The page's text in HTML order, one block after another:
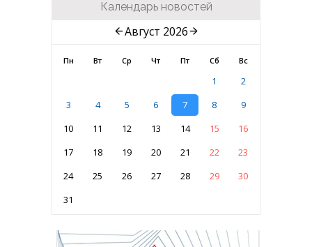
Календарь новостей
Август 2026
Пн Вт Ср Чт Пт Сб Вс
1
2
3
4 5 6 7 8
9
10
11 12 13 14 15
16
17
18 19 20 21 22
23
24
25 26 27 28 29
30
31